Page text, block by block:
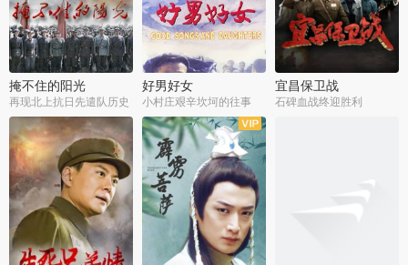
掩不住的阳光
再现北上抗日先遣队历史
好男好女
小村庄艰辛坎坷的往事
宜昌保卫战
石碑血战终迎胜利
全37集
全40集